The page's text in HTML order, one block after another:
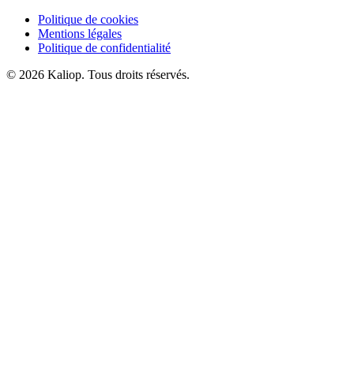
Politique de cookies
Mentions légales
Politique de confidentialité
© 2026 Kaliop. Tous droits réservés.